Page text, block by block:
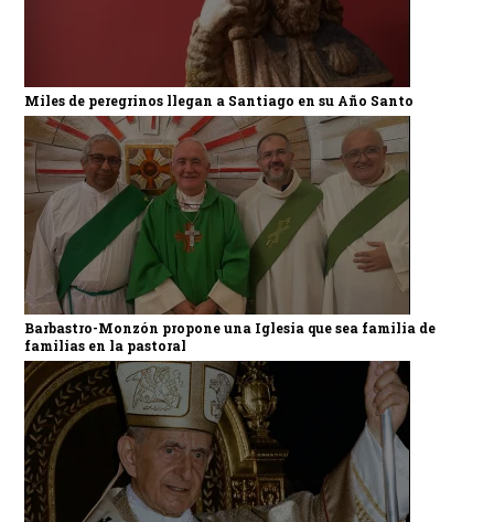
Miles de peregrinos llegan a Santiago en su Año Santo
Barbastro-Monzón propone una Iglesia que sea familia de
familias en la pastoral